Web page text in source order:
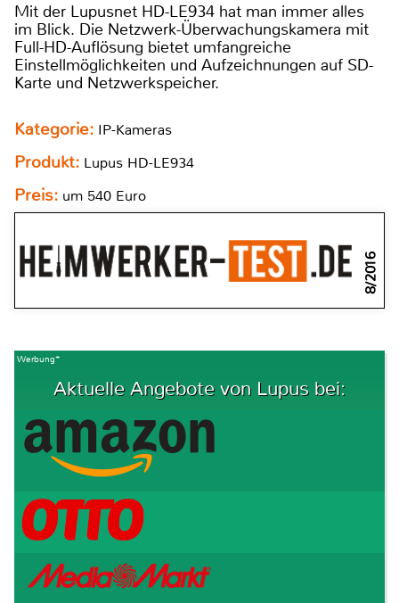
Mit der Lupusnet HD-LE934 hat man immer alles
im Blick. Die Netzwerk-Überwachungskamera mit
Full-HD-Auflösung bietet umfangreiche
Einstellmöglichkeiten und Aufzeichnungen auf SD-
Karte und Netzwerkspeicher.
Kategorie: IP-Kameras
Produkt: Lupus HD-LE934
Preis: um 540 Euro
8/2016
Werbung*
Aktuelle Angebote von Lupus bei: